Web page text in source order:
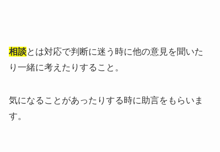
相談とは対応で判断に迷う時に他の意見を聞いた
り一緒に考えたりすること。
気になることがあったりする時に助言をもらいま
す。